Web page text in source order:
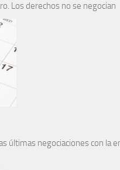
Los derechos no se negocian
últimas negociaciones con la